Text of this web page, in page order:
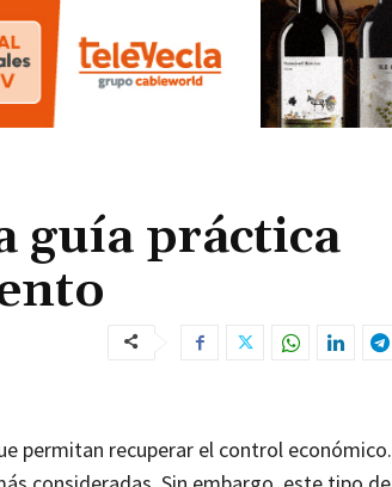
guía práctica
permitan recuperar el control económico.